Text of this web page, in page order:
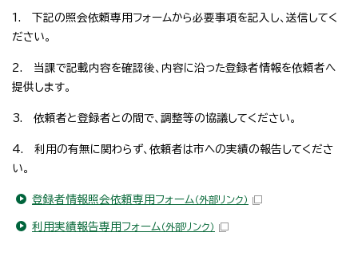
1. 下記の照会依頼専用フォームから必要事項を記入し、送信してく
ださい。
2. 当課で記載内容を確認後、内容に沿った登録者情報を依頼者へ
提供します。
3. 依頼者と登録者との間で、調整等の協議してください。
4. 利用の有無に関わらず、依頼者は市への実績の報告してくださ
い。
登録者情報照会依頼専用フォーム（外部リンク）
利用実績報告専用フォーム（外部リンク）